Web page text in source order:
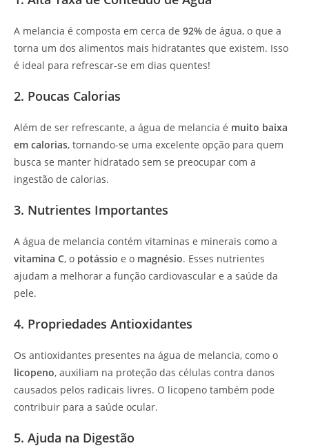
A melancia é composta em cerca de 92% de água, o que a
torna um dos alimentos mais hidratantes que existem. Isso
é ideal para refrescar-se em dias quentes!
2. Poucas Calorias
Além de ser refrescante, a água de melancia é muito baixa
em calorias, tornando-se uma excelente opção para quem
busca se manter hidratado sem se preocupar com a
ingestão de calorias.
3. Nutrientes Importantes
A água de melancia contém vitaminas e minerais como a
vitamina C, o potássio e o magnésio. Esses nutrientes
ajudam a melhorar a função cardiovascular e a saúde da
pele.
4. Propriedades Antioxidantes
Os antioxidantes presentes na água de melancia, como o
licopeno, auxiliam na proteção das células contra danos
causados pelos radicais livres. O licopeno também pode
contribuir para a saúde ocular.
5. Ajuda na Digestão